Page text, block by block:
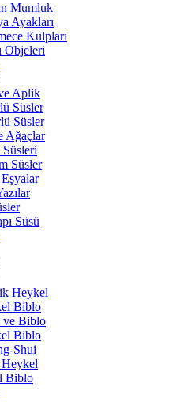
Mumluk
Ayakları
Kulpları
Objeleri
Aplik
Süsler
Süsler
Ağaçlar
Süsler
Süsü
Heykel
Biblo
ve Biblo
Biblo
Shui
Biblo